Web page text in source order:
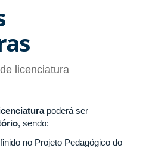
licenciatura
poderá ser
, sendo:
no Projeto Pedagógico do